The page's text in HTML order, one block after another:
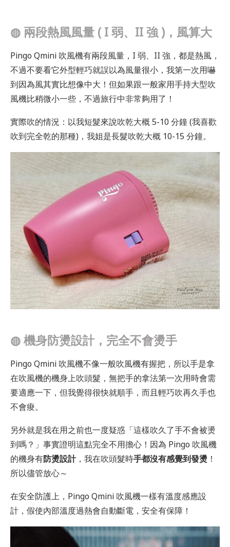
◍ 兩段熱風風量 ( I 弱、II 強 )，風算大
Pingo Qmini 吹風機有兩段風量，I 弱、II 強，都是熱風，
不過不要看它外型輕巧就誤以為風量很小，我第一次用嚇
到因為風其實比想像中大！但如果跟一般家用手持大型吹
風機比稍微小一些，不過旅行中非常夠用了！
實際吹的情況：以我短髮來說吹乾大概 5-10 分鐘 (我喜歡
吹到完全乾的那種)，我姐是長髮吹乾大概 10-15 分鐘。
◍機身防燙設計，完全不會燙手
Pingo Qmini 吹風機不像一般吹風機有握把，所以手是拿
在吹風機的機身上吹頭髮，無把手的拿法第一次用時會需
要適應一下，但我覺得很快就順手，而且輕巧吹再久手也
不會痠。
另外就是我在用之前也一度疑惑「這樣吹久了手不會被燙
到嗎？」事實證明這點完全不用擔心！因為 Pingo 吹風機
的機身有防燙設計，我在吹頭髮時手都沒有感覺到發燙 ！
所以儘管放心～
在安全防護上，Pingo Qmini 吹風機一樣有溫度感應設
計，假使內部溫度過熱會自動斷電，安全有保障！